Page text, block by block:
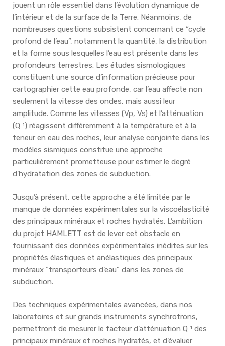
jouent un rôle essentiel dans l’évolution dynamique de
l’intérieur et de la surface de la Terre. Néanmoins, de
nombreuses questions subsistent concernant ce “cycle
profond de l’eau”, notamment la quantité, la distribution
et la forme sous lesquelles l’eau est présente dans les
profondeurs terrestres. Les études sismologiques
constituent une source d’information précieuse pour
cartographier cette eau profonde, car l’eau affecte non
seulement la vitesse des ondes, mais aussi leur
amplitude. Comme les vitesses (Vp, Vs) et l’atténuation
(Q⁻¹) réagissent différemment à la température et à la
teneur en eau des roches, leur analyse conjointe dans les
modèles sismiques constitue une approche
particulièrement prometteuse pour estimer le degré
d’hydratation des zones de subduction.
Jusqu’à présent, cette approche a été limitée par le
manque de données expérimentales sur la viscoélasticité
des principaux minéraux et roches hydratés. L’ambition
du projet HAMLETT est de lever cet obstacle en
fournissant des données expérimentales inédites sur les
propriétés élastiques et anélastiques des principaux
minéraux “transporteurs d’eau” dans les zones de
subduction.
Des techniques expérimentales avancées, dans nos
laboratoires et sur grands instruments synchrotrons,
permettront de mesurer le facteur d’atténuation Q⁻¹ des
principaux minéraux et roches hydratés, et d’évaluer